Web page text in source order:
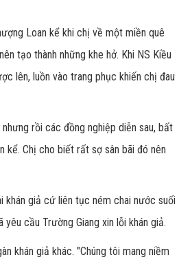
Loan kể khi chị về một miền quê
tạo thành những khe hở. Khi NS Kiều
lên, luồn vào trang phục khiến chị đau
rồi các đồng nghiệp diễn sau, bất
kể. Chị cho biết rất sợ sân bãi đó nên
khán giả cứ liên tục ném chai nước suối
yêu cầu Trường Giang xin lỗi khán giả.
khán giả khác. "Chúng tôi mang niềm